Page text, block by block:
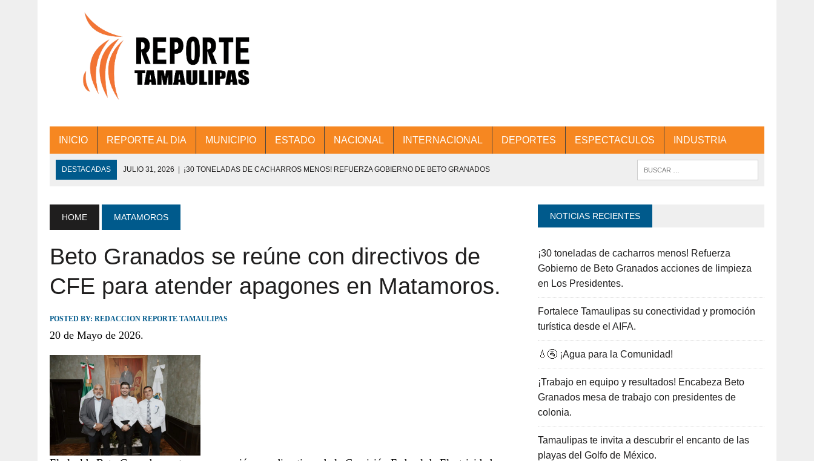
INICIO REPORTE AL DIA MUNICIPIO ESTADO NACIONAL INTERNACIONAL DEPORTES ESPECTACULOS INDUSTRIA
DESTACADAS JULIO 31, 2026 | ¡30 TONELADAS DE CACHARROS MENOS! REFUERZA GOBIERNO DE BETO GRANADOS
JULIO 30, 2026 | 💧🚰 ¡AGUA PARA LA COMUNIDAD!
JULIO 30, 2026 | ¡TRABAJO EN EQUIPO Y RESULTADOS! ENCABEZA BETO GRANADOS MESA DE TRABAJO CON PRESIDENTES
JULIO 30, 2026 | TAMAULIPAS TE INVITA A DESCUBRIR EL ENCANTO DE LAS PLAYAS DEL GOLFO DE MÉXICO.
HOME MATAMOROS
Beto Granados se reúne con directivos de
CFE para atender apagones en Matamoros.
POSTED BY: REDACCION REPORTE TAMAULIPAS
20 de Mayo de 2026.
NOTICIAS RECIENTES
¡30 toneladas de cacharros menos! Refuerza
Gobierno de Beto Granados acciones de limpieza
en Los Presidentes.
Fortalece Tamaulipas su conectividad y promoción
turística desde el AIFA.
💧🚰 ¡Agua para la Comunidad!
¡Trabajo en equipo y resultados! Encabeza Beto
Granados mesa de trabajo con presidentes de
colonia.
Tamaulipas te invita a descubrir el encanto de las
playas del Golfo de México.